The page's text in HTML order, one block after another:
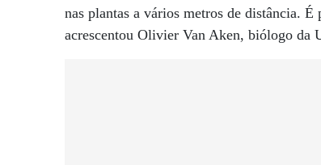
nas plantas a vários metros de distância.
acrescentou Olivier Van Aken, biólogo da